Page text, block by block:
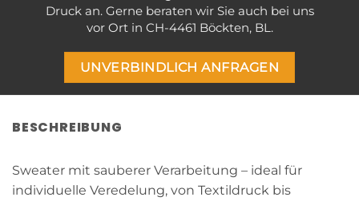
Druck an. Gerne beraten wir Sie auch bei uns
vor Ort in CH-4461 Böckten, BL.
UNVERBINDLICH ANFRAGEN
BESCHREIBUNG
Sweater mit sauberer Verarbeitung – ideal für
individuelle Veredelung, von Textildruck bis